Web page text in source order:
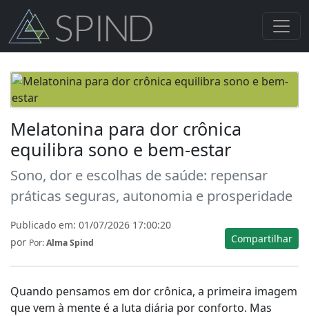
Melatonina para dor crônica
equilibra sono e bem-estar
Sono, dor e escolhas de saúde: repensar
práticas seguras, autonomia e prosperidade
Publicado em: 01/07/2026 17:00:20
por Por:Alma Spind Compartilhar
Quando pensamos em dor crônica, a primeira imagem
que vem à mente é a luta diária por conforto. Mas